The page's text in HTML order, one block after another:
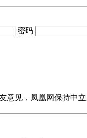
密码
意见，凤凰网保持中